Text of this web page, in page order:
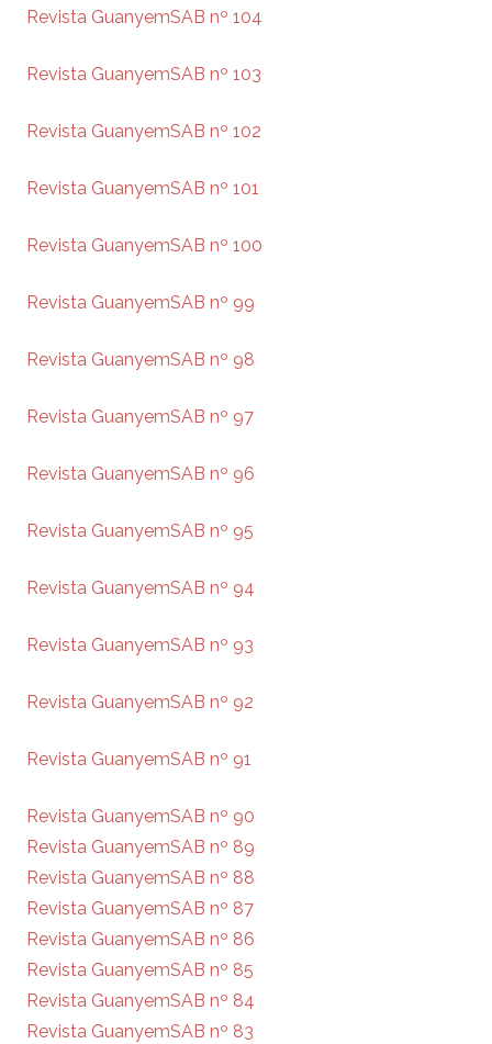
Revista GuanyemSAB nº 104
Revista GuanyemSAB nº 103
Revista GuanyemSAB nº 102
Revista GuanyemSAB nº 101
Revista GuanyemSAB nº 100
Revista GuanyemSAB nº 99
Revista GuanyemSAB nº 98
Revista GuanyemSAB nº 97
Revista GuanyemSAB nº 96
Revista GuanyemSAB nº 95
Revista GuanyemSAB nº 94
Revista GuanyemSAB nº 93
Revista GuanyemSAB nº 92
Revista GuanyemSAB nº 91
Revista GuanyemSAB nº 90
Revista GuanyemSAB nº 89
Revista GuanyemSAB nº 88
Revista GuanyemSAB nº 87
Revista GuanyemSAB nº 86
Revista GuanyemSAB nº 85
Revista GuanyemSAB nº 84
Revista GuanyemSAB nº 83